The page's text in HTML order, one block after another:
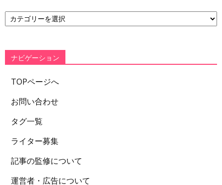
カ
テ
ー
ナビゲーション
TOPページへ
お問い合わせ
タグ一覧
ライター募集
記事の監修について
運営者・広告について